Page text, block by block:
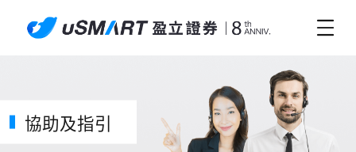
協助及指引